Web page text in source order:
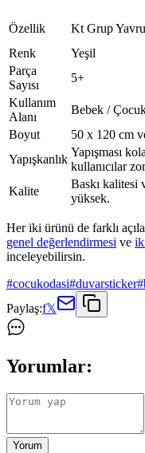
Özellik Kt Grup
Renk
Yeşil
Parça
Sayısı
5+
Kullanım
Alanı
Bebek /
Boyut
50 x 120 cm
Yapışkanlık
Yapışması
kullanıcılar
Kalite
Baskı kalitesi
yüksek.
Her iki ürünü de farklı
genel değerlendirmesi ve
inceleyebilirsin.
#cocukodasi#duvarsticker#
Paylaş:f𝕏
Yorumlar:
Yorum